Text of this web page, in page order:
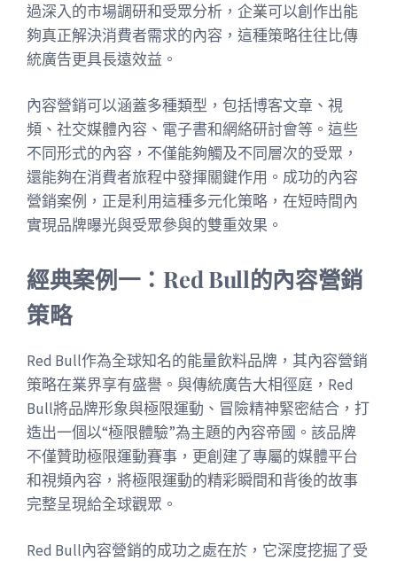
過深入的市場調研和受眾分析，企業可以創作出能
夠真正解決消費者需求的內容，這種策略往往比傳
統廣告更具長遠效益。
內容營銷可以涵蓋多種類型，包括博客文章、視
頻、社交媒體內容、電子書和網絡研討會等。這些
不同形式的內容，不僅能夠觸及不同層次的受眾，
還能夠在消費者旅程中發揮關鍵作用。成功的內容
營銷案例，正是利用這種多元化策略，在短時間內
實現品牌曝光與受眾參與的雙重效果。
經典案例一：Red Bull的內容營銷
策略
Red Bull作為全球知名的能量飲料品牌，其內容營銷
策略在業界享有盛譽。與傳統廣告大相徑庭，Red
Bull將品牌形象與極限運動、冒險精神緊密結合，打
造出一個以“極限體驗”為主題的內容帝國。該品牌
不僅贊助極限運動賽事，更創建了專屬的媒體平台
和視頻內容，將極限運動的精彩瞬間和背後的故事
完整呈現給全球觀眾。
Red Bull內容營銷的成功之處在於，它深度挖掘了受